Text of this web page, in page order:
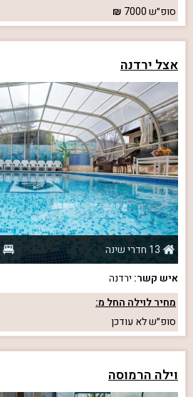
סופ״ש7000
אצל ירדנה
13 חדרי שינה
איש קשר: ירדנה
מחיר לוילה החל מ:
סופ״שלא עודכן
וילה הרמוסה